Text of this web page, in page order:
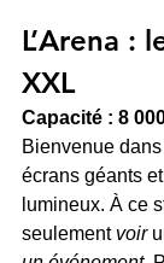
L’Arena :
XXL
Capacité : 8
Bienvenue
écrans géants
lumineux. À ce
seulement voir